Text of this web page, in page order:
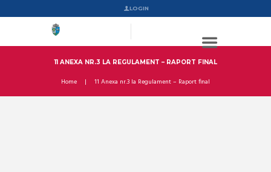
LOGIN
11 ANEXA NR.3 LA REGULAMENT – RAPORT FINAL
Home 11 Anexa nr.3 la Regulament – Raport final